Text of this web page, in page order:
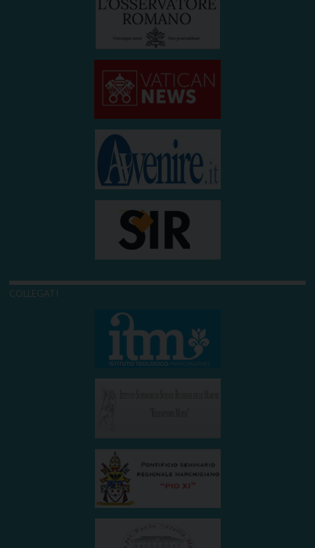
COLLEGATI